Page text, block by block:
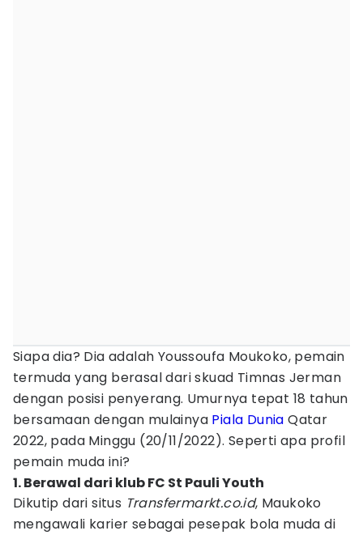
Siapa dia? Dia adalah Youssoufa Moukoko, pemain
termuda yang berasal dari skuad Timnas Jerman
dengan posisi penyerang. Umurnya tepat 18 tahun
bersamaan dengan mulainya Piala Dunia Qatar
2022, pada Minggu (20/11/2022). Seperti apa profil
pemain muda ini?
1. Berawal dari klub FC St Pauli Youth
Dikutip dari situs Transfermarkt.co.id, Maukoko
mengawali karier sebagai pesepak bola muda di